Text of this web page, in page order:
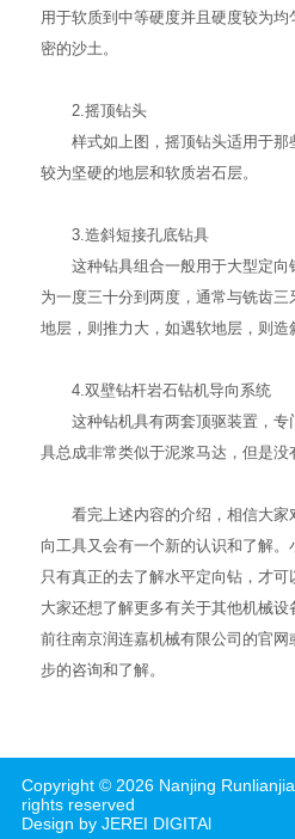
用于软质到中等硬度并且硬度较为
密的沙土。
2.摇顶钻头
样式如上图，摇顶钻头适用于那
较为坚硬的地层和软质岩石层。
3.造斜短接孔底钻具
这种钻具组合一般用于大型定向
为一度三十分到两度，通常与铣齿
地层，则推力大，如遇软地层，则造
4.双壁钻杆岩石钻机导向系统
这种钻机具有两套顶驱装置，专
具总成非常类似于泥浆马达，但是没
看完上述内容的介绍，相信大家
向工具又会有一个新的认识和了解
只有真正的去了解水平定向钻，才
大家还想了解更多有关于其他机械设
前往南京润连嘉机械有限公司的官
步的咨询和了解。
Copyright © 2026 Nanjing
rights reserved
Design by JEREI DIGITAl